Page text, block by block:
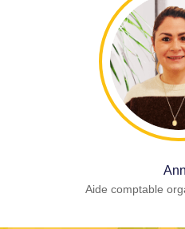
Aide comptable